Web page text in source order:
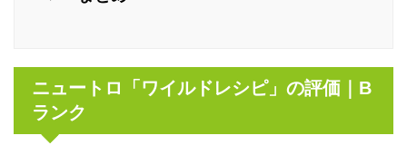
ニュートロ「ワイルドレシピ」の評価｜B
ランク